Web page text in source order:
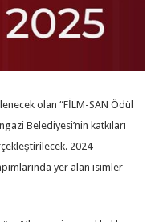
olan “FİLM-SAN Ödül
Belediyesi’nin katkıları
2024-
yer alan isimler